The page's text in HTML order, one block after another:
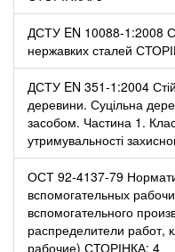
ДСТУ EN 10088-1:2008
нержавких сталей
ДСТУ EN 351-1:2004
деревини. Суцільна
засобом. Частина 1.
утримувальності
ОСТ 92-4137-79
вспомогательных
вспомогательного
распределители работ,
рабочие) СТОРІНКА: 4